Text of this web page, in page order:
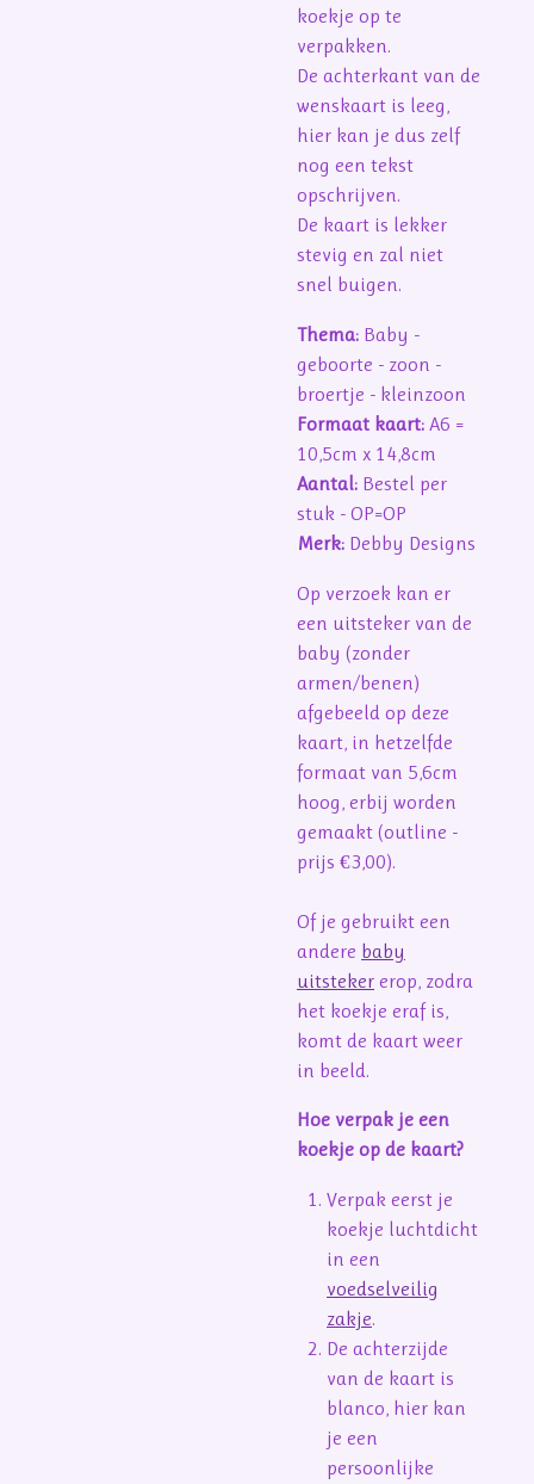
koekje op te
verpakken.
De achterkant van de
wenskaart is leeg,
hier kan je dus zelf
nog een tekst
opschrijven.
De kaart is lekker
stevig en zal niet
snel buigen.
Thema: Baby -
geboorte - zoon -
broertje - kleinzoon
Formaat kaart: A6 =
10,5cm x 14,8cm
Aantal: Bestel per
stuk - OP=OP
Merk: Debby Designs
Op verzoek kan er
een uitsteker van de
baby (zonder
armen/benen)
afgebeeld op deze
kaart, in hetzelfde
formaat van 5,6cm
hoog, erbij worden
gemaakt (outline -
prijs €3,00).
Of je gebruikt een
andere baby
uitsteker erop, zodra
het koekje eraf is,
komt de kaart weer
in beeld.
Hoe verpak je een
koekje op de kaart?
Verpak eerst je
koekje luchtdicht
in een
voedselveilig
zakje.
De achterzijde
van de kaart is
blanco, hier kan
je een
persoonlijke